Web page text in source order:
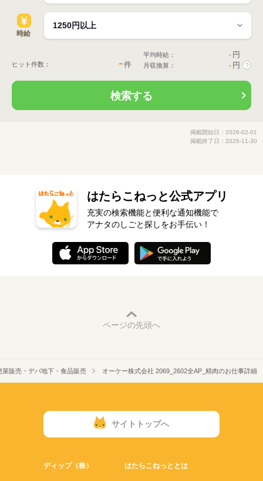
時給
ヒット件数： -件
平均時給： - 円
月収換算： - 円 ?
検索する
掲載開始日：2026-02-01
掲載終了日：2026-11-30
はたらこねっと公式アプリ
充実の検索機能と便利な通知機能で
アナタのしごと探しをお手伝い！
ページの先頭へ
菜販売・デパ地下・食品販売 オーケー株式会社 2069_2602全AP_精肉のお仕事詳細
サイトトップへ
ディップ（株） はたらこねっととは